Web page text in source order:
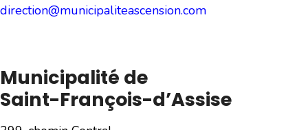
direction@municipaliteascension.com
Municipalité de
Saint-François-d’Assise